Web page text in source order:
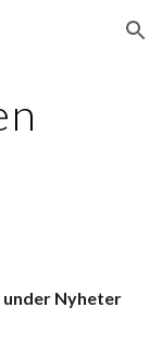
Skip to navigation
Nyheter